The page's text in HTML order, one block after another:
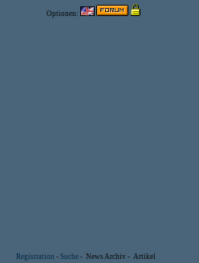
Optionen:
Registration - Suche - News Archiv - Artikel